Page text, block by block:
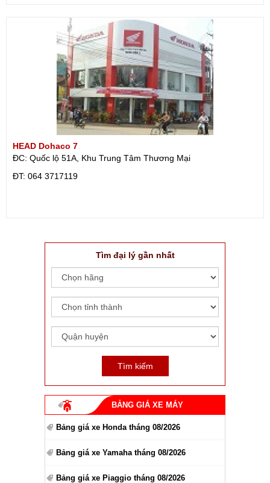
HEAD Dohaco 7
ĐC: Quốc lộ 51A, Khu Trung Tâm Thương Mại
ÐT: 064 3717119
Tìm đại lý gần nhất
BẢNG GIÁ XE MÁY
Bảng giá xe Honda tháng 08/2026
Bảng giá xe Yamaha tháng 08/2026
Bảng giá xe Piaggio tháng 08/2026